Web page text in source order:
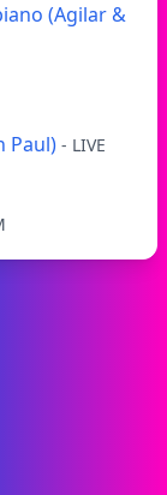
(Agilar &
Paul) - LIVE